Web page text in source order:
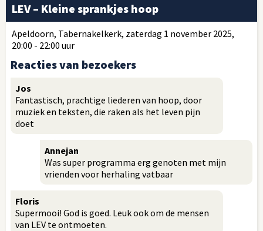
LEV – Kleine sprankjes hoop
Apeldoorn, Tabernakelkerk, zaterdag 1 november 2025,
20:00 - 22:00 uur
Reacties van bezoekers
Jos
Fantastisch, prachtige liederen van hoop, door
muziek en teksten, die raken als het leven pijn
doet
Annejan
Was super programma erg genoten met mijn
vrienden voor herhaling vatbaar
Floris
Supermooi! God is goed. Leuk ook om de mensen
van LEV te ontmoeten.